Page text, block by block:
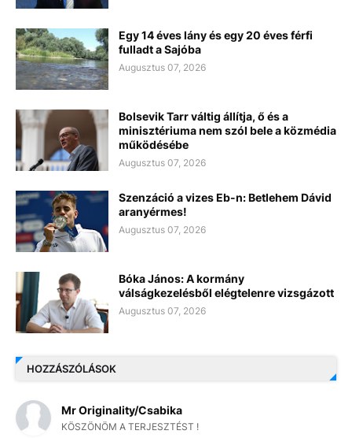
Egy 14 éves lány és egy 20 éves férfi
fulladt a Sajóba
Augusztus 07, 2026
Bolsevik Tarr váltig állítja, ő és a
minisztériuma nem szól bele a közmédia
működésébe
Augusztus 07, 2026
Szenzáció a vizes Eb-n: Betlehem Dávid
aranyérmes!
Augusztus 07, 2026
Bóka János: A kormány
válságkezelésből elégtelenre vizsgázott
Augusztus 07, 2026
HOZZÁSZÓLÁSOK
Mr Originality/Csabika
KÖSZÖNÖM A TERJESZTÉST !